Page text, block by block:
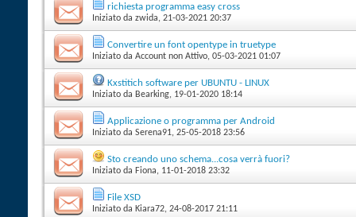
richiesta programma easy cross
Iniziato da zwida‎, 21-03-2021 20:37
Convertire un font opentype in truetype
Iniziato da Account non Attivo‎, 05-03-2021 01:07
Kxstitich software per UBUNTU - LINUX
Iniziato da Bearking‎, 19-01-2020 18:14
Applicazione o programma per Android
Iniziato da Serena91‎, 25-05-2018 23:56
Sto creando uno schema...cosa verrà fuori?
Iniziato da Fiona‎, 11-01-2018 23:32
File XSD
Iniziato da Kiara72‎, 24-08-2017 21:11